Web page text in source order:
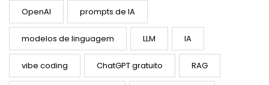
OpenAI prompts de IA
modelos de linguagem LLM IA
vibe coding ChatGPT gratuito RAG